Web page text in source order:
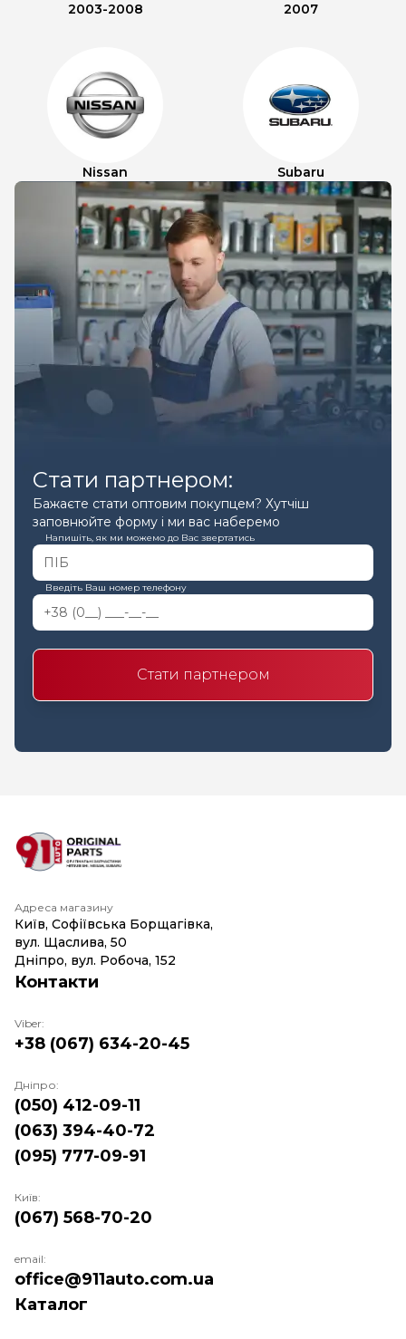
2003-2008
2007
Nissan Subaru
Стати партнером:
Бажаєте стати оптовим покупцем? Хутчіш
заповнюйте форму і ми вас наберемо
Напишіть, як ми можемо до Вас звертатись
Введіть Ваш номер телефону
Стати партнером
Адреса магазину
Київ, Софіївська Борщагівка,
вул. Щаслива, 50
Дніпро, вул. Робоча, 152
Каталог
Контакти
Viber:
+38 (067) 634-20-45
Дніпро:
(050) 412-09-11
(063) 394-40-72
(095) 777-09-91
Київ:
(067) 568-70-20
email:
office@911auto.com.ua